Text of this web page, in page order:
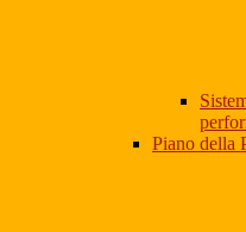
Piano della